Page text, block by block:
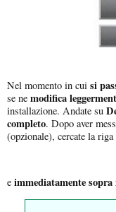
Nel momento in cui si
se ne modifica
installazione. Andate su
completo. Dopo aver
(opzionale), cercate la riga
e immediatamente